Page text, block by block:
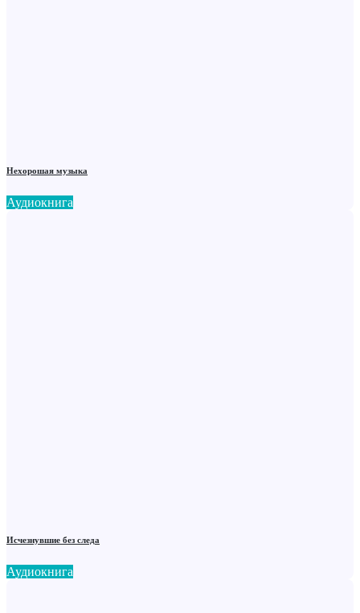
Нехорошая музыка
Аудиокнига
Исчезнувшие без следа
Аудиокнига